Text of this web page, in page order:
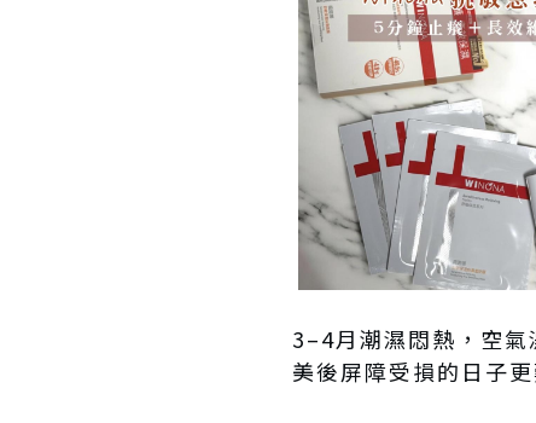
3–4月潮濕悶熱，空
美後屏障受損的日子